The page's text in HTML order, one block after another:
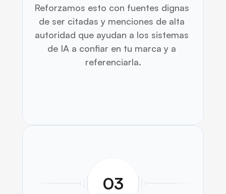
Reforzamos esto con fuentes dignas
de ser citadas y menciones de alta
autoridad que ayudan a los sistemas
de IA a confiar en tu marca y a
referenciarla.
03